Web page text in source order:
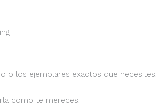
o los ejemplares exactos que necesites.
como te mereces.